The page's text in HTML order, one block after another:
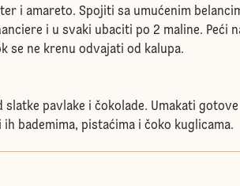
i amareto. Spojiti sa umućenim
i u svaki ubaciti po 2 maline. Peći
se ne krenu odvajati od kalupa.
slatke pavlake i čokolade. Umakati gotove
bademima, pistaćima i čoko kuglicama.